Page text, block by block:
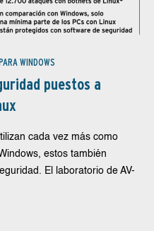
WINDOWS
puestos a
cada vez más como
estos también
El laboratorio de AV-